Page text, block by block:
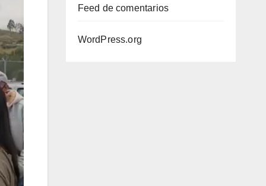
Feed de comentarios
WordPress.org